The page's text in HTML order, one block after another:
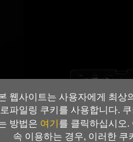
웹사이트는 사용자에게 최상
로파일링 쿠키를 사용합니다.
방법은 여기를 클릭하십시오.
속 이용하는 경우, 이러한 쿠